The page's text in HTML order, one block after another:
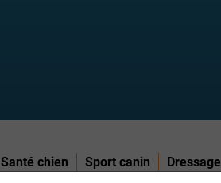
Santé chien Sport canin Dressage